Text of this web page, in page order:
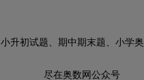
小升初试题、期中期末题、小学
尽在奥数网公众号